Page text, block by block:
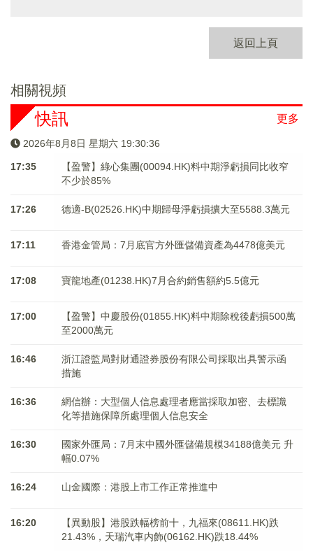
返回上頁
相關視頻
更多
快訊
2026年8月8日 星期六 19:30:36
17:35
【盈警】綠心集團(00094.HK)料中期淨虧損同比收窄
不少於85%
17:26 德適-B(02526.HK)中期歸母淨虧損擴大至5588.3萬元
17:11 香港金管局：7月底官方外匯儲備資產為4478億美元
17:08 寶龍地產(01238.HK)7月合約銷售額約5.5億元
17:00
【盈警】中慶股份(01855.HK)料中期除稅後虧損500萬
至2000萬元
16:46
浙江證監局對財通證券股份有限公司採取出具警示函
措施
16:36
網信辦：大型個人信息處理者應當採取加密、去標識
化等措施保障所處理個人信息安全
16:30
國家外匯局：7月末中國外匯儲備規模34188億美元 升
幅0.07%
16:24 山金國際：港股上市工作正常推進中
16:20
【異動股】港股跌幅榜前十，九福來(08611.HK)跌
21.43%，天瑞汽車内飾(06162.HK)跌18.44%